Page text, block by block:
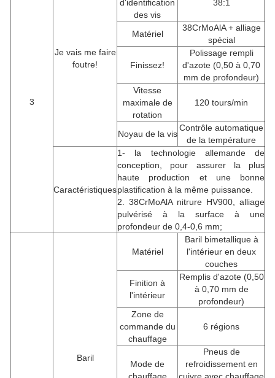
3
Je vais me faire
foutre!
d'identification
des vis
38:1
Matériel
38CrMoAlA + alliage
spécial
Finissez!
Polissage rempli
d'azote (0,50 à 0,70
mm de profondeur)
Vitesse
maximale de
rotation
120 tours/min
Noyau de la vis
Contrôle automatique
de la température
Caractéristiques
1- la technologie allemande de
conception, pour assurer la plus
haute production et une bonne
plastification à la même puissance.
2. 38CrMoAlA nitrure HV900, alliage
pulvérisé à la surface à une
profondeur de 0,4-0,6 mm;
Baril
Matériel
Baril bimetallique à
l'intérieur en deux
couches
Finition à
l'intérieur
Remplis d'azote (0,50
à 0,70 mm de
profondeur)
Zone de
commande du
chauffage
6 régions
Mode de
Pneus de
refroidissement en